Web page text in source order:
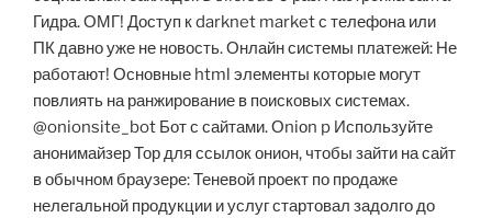
Гидра. ОМГ! Доступ к darknet market с телефона или
ПК давно уже не новость. Онлайн системы платежей: Не
работают! Основные html элементы которые могут
повлиять на ранжирование в поисковых системах.
@onionsite_bot Бот с сайтами. Оniоn p Используйте
анонимайзер Тор для ссылок онион, чтобы зайти на сайт
в обычном браузере: Теневой проект по продаже
нелегальной продукции и услуг стартовал задолго до